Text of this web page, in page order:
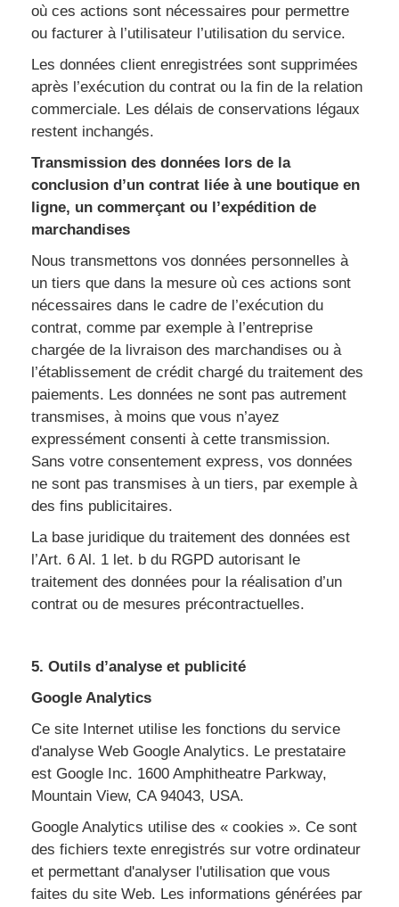
où ces actions sont nécessaires pour permettre
ou facturer à l’utilisateur l’utilisation du service.
Les données client enregistrées sont supprimées
après l’exécution du contrat ou la fin de la relation
commerciale. Les délais de conservations légaux
restent inchangés.
Transmission des données lors de la
conclusion d’un contrat liée à une boutique en
ligne, un commerçant ou l’expédition de
marchandises
Nous transmettons vos données personnelles à
un tiers que dans la mesure où ces actions sont
nécessaires dans le cadre de l’exécution du
contrat, comme par exemple à l’entreprise
chargée de la livraison des marchandises ou à
l’établissement de crédit chargé du traitement des
paiements. Les données ne sont pas autrement
transmises, à moins que vous n’ayez
expressément consenti à cette transmission.
Sans votre consentement express, vos données
ne sont pas transmises à un tiers, par exemple à
des fins publicitaires.
La base juridique du traitement des données est
l’Art. 6 Al. 1 let. b du RGPD autorisant le
traitement des données pour la réalisation d’un
contrat ou de mesures précontractuelles.
5. Outils d’analyse et publicité
Google Analytics
Ce site Internet utilise les fonctions du service
d'analyse Web Google Analytics. Le prestataire
est Google Inc. 1600 Amphitheatre Parkway,
Mountain View, CA 94043, USA.
Google Analytics utilise des « cookies ». Ce sont
des fichiers texte enregistrés sur votre ordinateur
et permettant d'analyser l'utilisation que vous
faites du site Web. Les informations générées par